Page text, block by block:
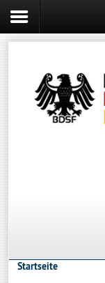
Startseite